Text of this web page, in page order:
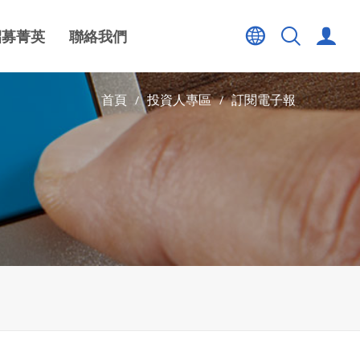
菁英 聯絡我們
首頁 投資人專區 訂閱電子報